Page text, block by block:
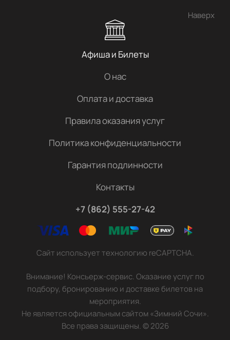
Наверх
Афиша и Билеты
О нас
Оплата и доставка
Правила оказания услуг
Политика конфиденциальности
Гарантия подлинности
Контакты
+7 (862) 555-27-42
Сайт использует технологию reCAPTCHA.
Внимание! Консьерж-сервис. Оказание услуг по
подбору, бронированию и доставке билетов на
мероприятия.
Не является официальным сайтом «Зимний Сочи».
Все права защищены.©2026